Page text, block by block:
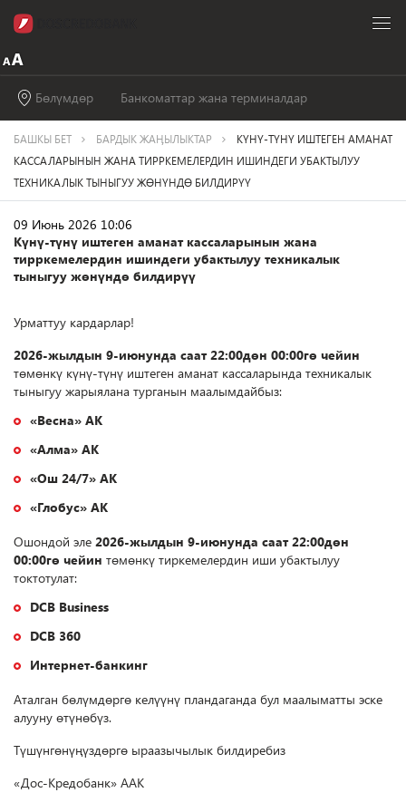
Бөлүмдөр Банкоматтар жана терминалдар
БАШКЫ БЕТ БАРДЫК ЖАӉЫЛЫКТАР
КҮНҮ-ТҮНҮ ИШТЕГЕН АМАНАТ
КАССАЛАРЫНЫН ЖАНА ТИРРКЕМЕЛЕРДИН ИШИНДЕГИ УБАКТЫЛУУ
ТЕХНИКАЛЫК ТЫНЫГУУ ЖӨНҮНДӨ БИЛДИРҮҮ
09 Июнь 2026 10:06
Күнү-түнү иштеген аманат кассаларынын жана
тирркемелердин ишиндеги убактылуу техникалык
тыныгуу жөнүндө билдирүү
Урматтуу кардарлар!
2026-жылдын 9-июнунда саат 22:00дөн 00:00гө чейин
төмөнкү күнү-түнү иштеген аманат кассаларында техникалык
тыныгуу жарыялана турганын маалымдайбыз:
«Весна» АК
«Алма» АК
«Ош 24/7» АК
«Глобус» АК
Ошондой эле 2026-жылдын 9-июнунда саат 22:00дөн
00:00гө чейин төмөнкү тиркемелердин иши убактылуу
токтотулат:
DCB Business
DCB 360
Интернет-банкинг
Аталган бөлүмдөргө келүүнү пландаганда бул маалыматты эске
алууну өтүнөбүз.
Түшүнгөнүңүздөргө ыраазычылык билдиребиз
«Дос-Кредобанк» ААК